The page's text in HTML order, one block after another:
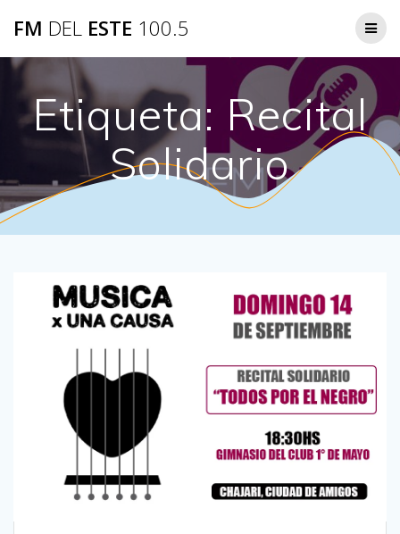
FM DEL ESTE 100.5
Etiqueta: Recital
Solidario